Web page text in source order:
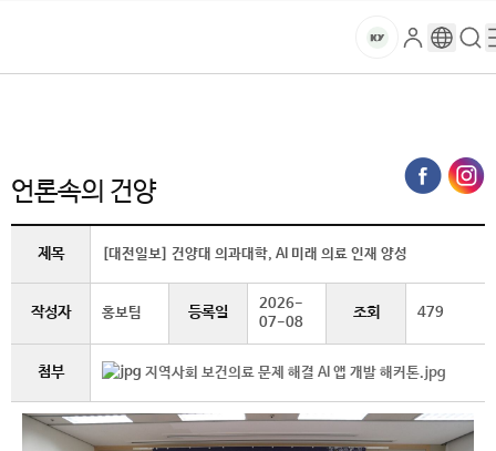
건
대
학
교
마
로
그
구
글
검
색
메
뉴
언론속의 건양
제목 [대전일보] 건양대 의과대학, AI 미래 의료 인재 양성
작성자 홍보팀 등록일
2026-
07-08
조회 479
첨부 지역사회 보건의료 문제 해결 AI 앱 개발 해커톤.jpg